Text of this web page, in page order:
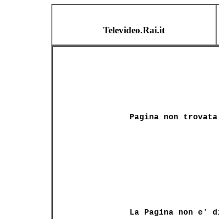
Televideo.Rai.it
Pagina non trovata
La Pagina non e'